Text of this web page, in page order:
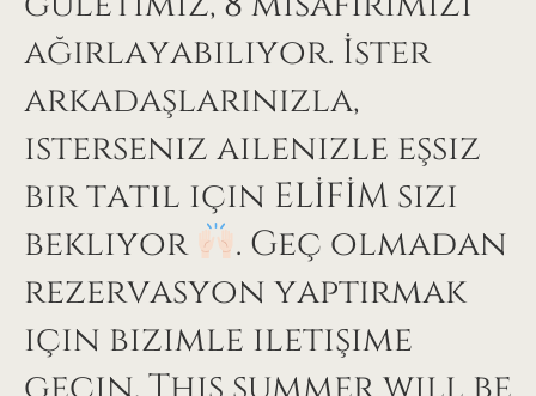
ağırlayabiliyor. İster
arkadaşlarınızla,
isterseniz ailenizle eşsiz
bir tatil için ELİFİM sizi
bekliyor
. Geç olmadan
rezervasyon yaptırmak
için bizimle iletişime